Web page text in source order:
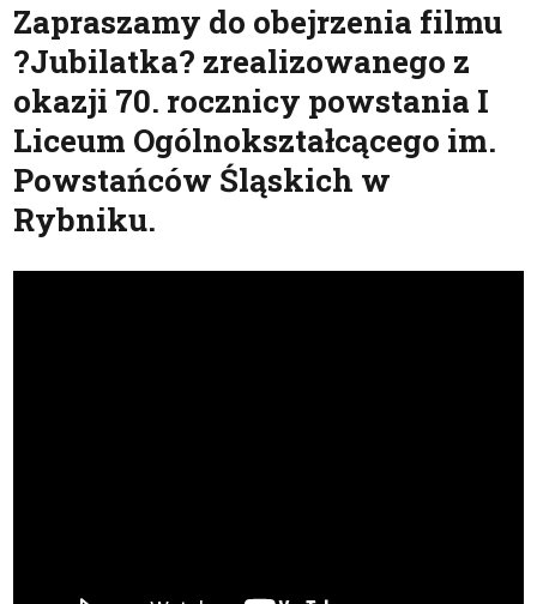
Zapraszamy do obejrzenia filmu
?Jubilatka? zrealizowanego z
okazji 70. rocznicy powstania I
Liceum Ogólnokształcącego im.
Powstańców Śląskich w
Rybniku.